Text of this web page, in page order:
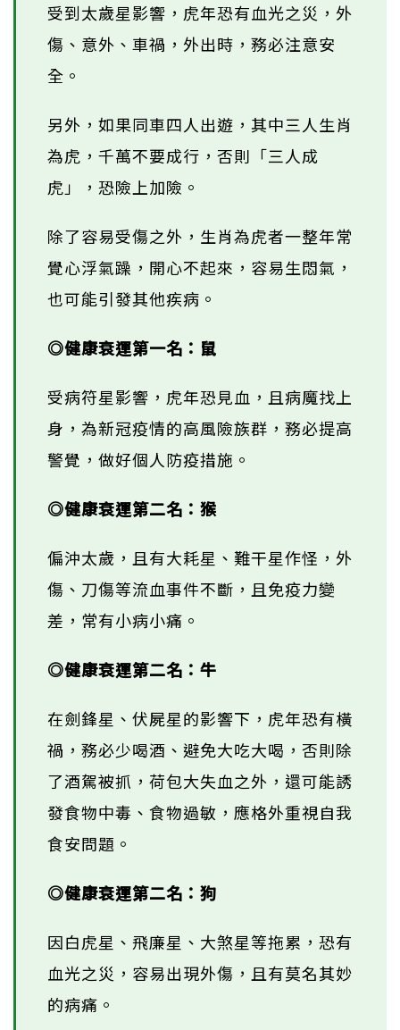
受到太歲星影響，虎年恐有血光之災，外
傷、意外、車禍，外出時，務必注意安
全。
另外，如果同車四人出遊，其中三人生肖
為虎，千萬不要成行，否則「三人成
虎」，恐險上加險。
除了容易受傷之外，生肖為虎者一整年常
覺心浮氣躁，開心不起來，容易生悶氣，
也可能引發其他疾病。
◎健康衰運第一名：鼠
受病符星影響，虎年恐見血，且病魔找上
身，為新冠疫情的高風險族群，務必提高
警覺，做好個人防疫措施。
◎健康衰運第二名：猴
偏沖太歲，且有大耗星、難干星作怪，外
傷、刀傷等流血事件不斷，且免疫力變
差，常有小病小痛。
◎健康衰運第二名：牛
在劍鋒星、伏屍星的影響下，虎年恐有橫
禍，務必少喝酒、避免大吃大喝，否則除
了酒駕被抓，荷包大失血之外，還可能誘
發食物中毒、食物過敏，應格外重視自我
食安問題。
◎健康衰運第二名：狗
因白虎星、飛廉星、大煞星等拖累，恐有
血光之災，容易出現外傷，且有莫名其妙
的病痛。